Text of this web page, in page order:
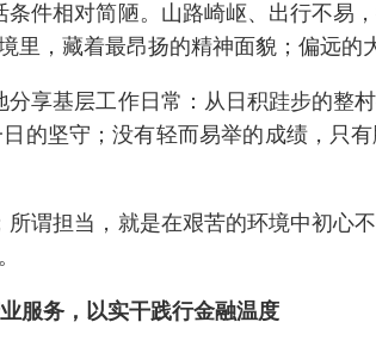
件相对简陋。山路崎岖、出行不易
，藏着最昂扬的精神面貌；偏远的
享基层工作日常：从日积跬步的整
的坚守；没有轻而易举的成绩，只
谓担当，就是在艰苦的环境中初心
服务，以实干践行金融温度